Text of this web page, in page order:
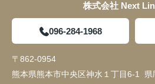
株式会社 Next
096-284-1968
〒862-0954
熊本県熊本市中央区神水１丁目6-1 県